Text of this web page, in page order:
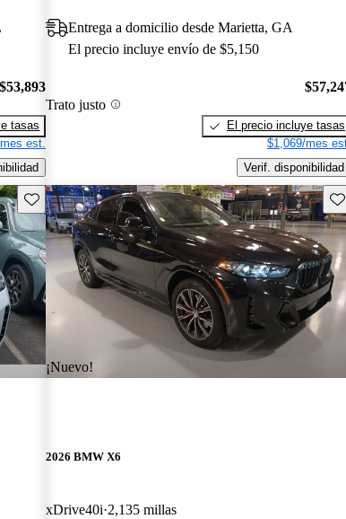
$53,893
tasas
est.
Entrega a domicilio desde Marietta, GA
El precio incluye envío de $5,150
Trato justo
El precio incluye tasas
$1,069/mes
Verif. disponibilidad
Guarda este Aviso
¡Nuevo!
2026 BMW X6
xDrive40i 2,135 millas